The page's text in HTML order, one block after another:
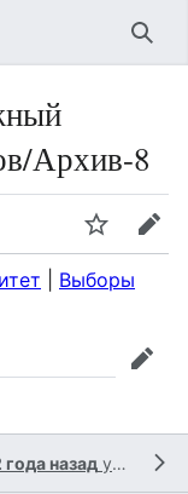
Архив-8
Выборы
назад участником